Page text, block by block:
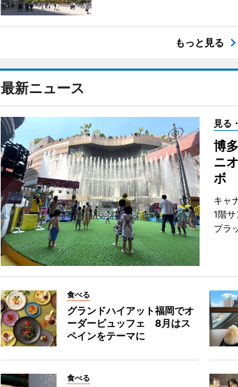
もっと見る
最新ニュース
見る
博
ニ
ボ
キャ
1階
プラ
食べる
グランドハイアット福岡でオ
ーダービュッフェ 8月はス
ペインをテーマに
食べる